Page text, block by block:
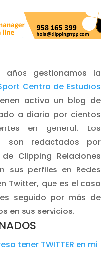
años gestionamos la
Centro de Estudios
activo un blog de
a diario por cientos
en general. Los
son redactados por
Clipping Relaciones
sus perfiles en Redes
Twitter, que es el caso
seguido por más de
en sus servicios.
tener TWITTER en mi